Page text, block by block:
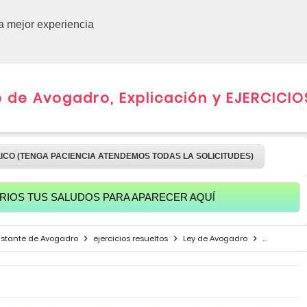
mejor experiencia
Avogadro, Explicación y EJERCICIOS
(TENGA PACIENCIA ATENDEMOS TODAS LA SOLICITUDES)
PARA APARECER AQUÍ
de Avogadro ejercicios resueltos Ley de Avogadro masa